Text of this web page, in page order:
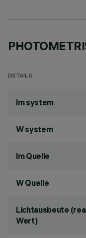
DETAILS
lm system
W system
lm Quelle
W Quelle
Lichtausbeute
Wert)